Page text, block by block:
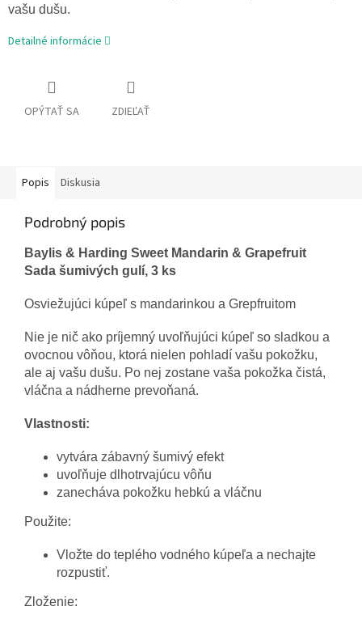
vašu dušu.
Detailné informácie
OPÝTAŤ SA ZDIEĽAŤ
Popis Diskusia
Podrobný popis
Baylis & Harding Sweet Mandarin & Grapefruit
Sada šumivých gulí, 3 ks
Osviežujúci kúpeľ s mandarinkou a Grepfruitom
Nie je nič ako príjemný uvoľňujúci kúpeľ so sladkou a
ovocnou vôňou, ktorá nielen pohladí vašu pokožku,
ale aj vašu dušu. Po nej zostane vaša pokožka čistá,
vláčna a nádherne prevoňaná.
Vlastnosti:
vytvára zábavný šumivý efekt
uvoľňuje dlhotrvajúcu vôňu
zanecháva pokožku hebkú a vláčnu
Použite:
Vložte do teplého vodného kúpeľa a nechajte
rozpustiť.
Zloženie: